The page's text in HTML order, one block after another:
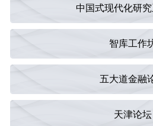
中国式现代化研
智库工作
五大道金融
天津论坛